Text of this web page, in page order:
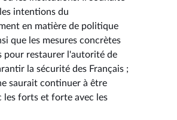
intentions du
en matière de politique
que les mesures concrètes
pour restaurer l'autorité de
la sécurité des Français ;
saurait continuer à être
les forts et forte avec les